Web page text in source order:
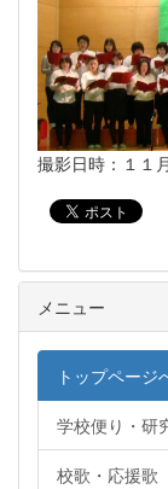
撮影日時：１
メニュー
トップページ
学校便り・研
校歌・応援歌